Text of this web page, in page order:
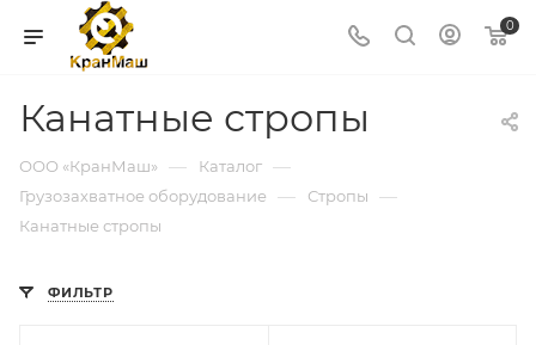
0
Канатные стропы
ООО «КранМаш» — Каталог —
Грузозахватное оборудование — Стропы —
Канатные стропы
ФИЛЬТР